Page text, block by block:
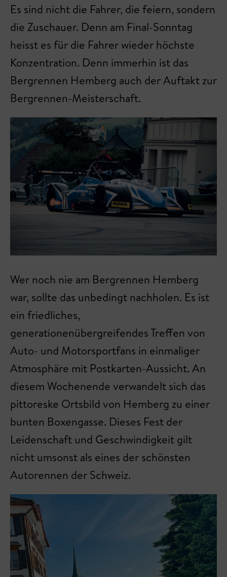
Es sind nicht die Fahrer, die feiern, sondern
die Zuschauer. Denn am Final-Sonntag
heisst es für die Fahrer wieder höchste
Konzentration. Denn immerhin ist das
Bergrennen Hemberg auch der Auftakt zur
Bergrennen-Meisterschaft.
Wer noch nie am Bergrennen Hemberg
war, sollte das unbedingt nachholen. Es ist
ein friedliches,
generationenübergreifendes Treffen von
Auto- und Motorsportfans in einmaliger
Atmosphäre mit Postkarten-Aussicht. An
diesem Wochenende verwandelt sich das
pittoreske Ortsbild von Hemberg zu einer
bunten Boxengasse. Dieses Fest der
Leidenschaft und Geschwindigkeit gilt
nicht umsonst als eines der schönsten
Autorennen der Schweiz.